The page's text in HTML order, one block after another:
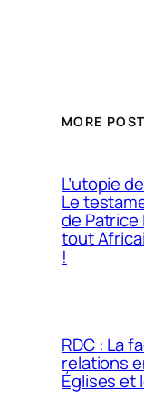
MORE
L’utopie
Le
de Patrice
tout
!
RDC : La
relations
Églises et